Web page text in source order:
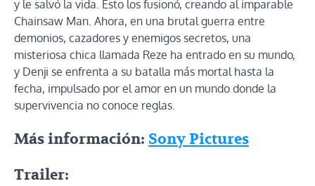
y le salvó la vida. Esto los fusionó, creando al imparable
Chainsaw Man. Ahora, en una brutal guerra entre
demonios, cazadores y enemigos secretos, una
misteriosa chica llamada Reze ha entrado en su mundo,
y Denji se enfrenta a su batalla más mortal hasta la
fecha, impulsado por el amor en un mundo donde la
supervivencia no conoce reglas.
Más información: Sony Pictures
Trailer: